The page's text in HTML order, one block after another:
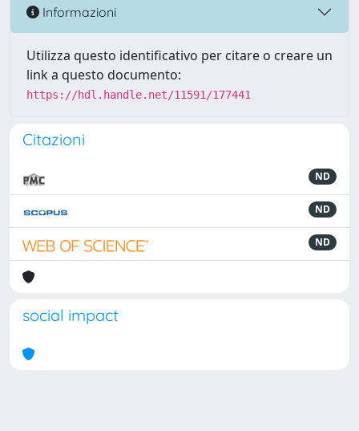
Informazioni
Utilizza questo identificativo per citare o creare un
link a questo documento:
https://hdl.handle.net/11591/177441
Citazioni
ND
ND
ND
social impact